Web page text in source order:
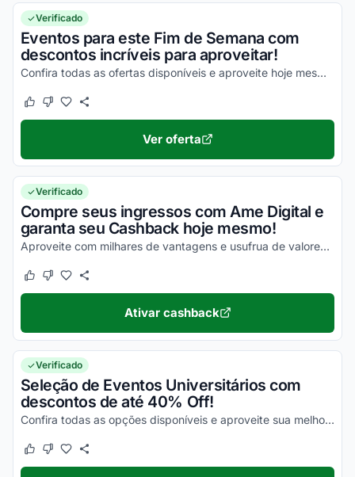
Verificado
Eventos para este Fim de Semana com
descontos incríveis para aproveitar!
Confira todas as ofertas disponíveis e aproveite hoje mesmo com os melhores valores!
Este cupom funcionou
Este cupom não funcionou
Ver oferta
Verificado
Compre seus ingressos com Ame Digital e
garanta seu Cashback hoje mesmo!
Aproveite com milhares de vantagens e usufrua de valores acessíveis em todas as compras!
Este cupom funcionou
Este cupom não funcionou
Ativar cashback
Verificado
Seleção de Eventos Universitários com
descontos de até 40% Off!
Confira todas as opções disponíveis e aproveite sua melhor oportunidade para economizar!
Este cupom funcionou
Este cupom não funcionou